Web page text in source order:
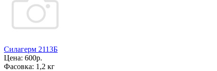
Силагерм 2113Б
Цена: 600р.
Фасовка: 1,2 кг